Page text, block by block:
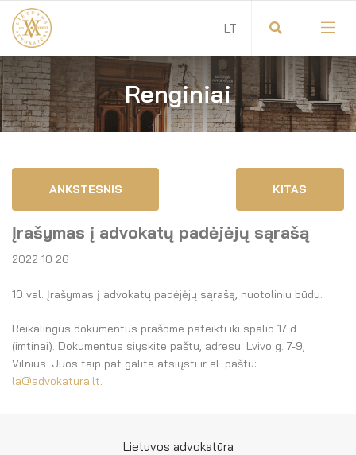
Visuotinis advokatų susirinkimas
Advokatų tarybos pirmininkas
Advokatų taryba
Komitetai
Garbės teismas
Savitarna
Savivaldos teisės aktai
Dokumentų atmintinė
El. parduotuvė
LT
Renginiai
ANKSTESNIS KITAS
Įrašymas į advokatų padėjėjų sąrašą
2022 10 26
10 val. Įrašymas į advokatų padėjėjų sąrašą, nuotoliniu būdu.
Reikalingus dokumentus prašome pateikti iki spalio 17 d.
(imtinai). Dokumentus siųskite paštu, adresu: Lvivo g. 7-9,
Vilnius. Juos taip pat galite atsiųsti ir el. paštu:
la@advokatura.lt.
Lietuvos advokatūra